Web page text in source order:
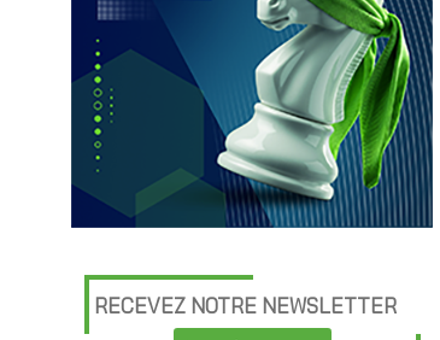
RECEVEZ NOTRE NEWSLETTER